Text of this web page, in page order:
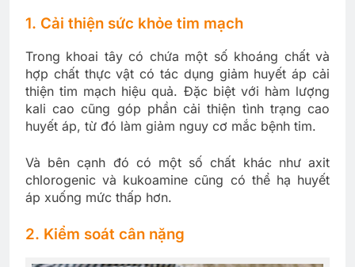
1. Cải thiện sức khỏe tim mạch
Trong khoai tây có chứa một số khoáng chất và
hợp chất thực vật có tác dụng giảm huyết áp cải
thiện tim mạch hiệu quả. Đặc biệt với hàm lượng
kali cao cũng góp phần cải thiện tình trạng cao
huyết áp, từ đó làm giảm nguy cơ mắc bệnh tim.
Và bên cạnh đó có một số chất khác như axit
chlorogenic và kukoamine cũng có thể hạ huyết
áp xuống mức thấp hơn.
2. Kiểm soát cân nặng